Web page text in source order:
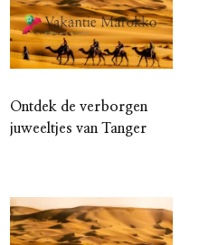
Ontdek de verborgen
juweeltjes van Tanger